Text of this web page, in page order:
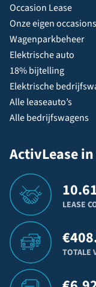
Occasion Lease
Onze eigen occasions
Wagenparkbeheer
Elektrische auto
18% bijtelling
Elektrische
Alle leaseauto’s
Alle bedrijfswagens
ActivLease
LEASE
€
TOTALE